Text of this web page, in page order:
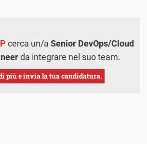
cerca un/a Senior DevOps/Cloud
da integrare nel suo team.
più e invia la tua candidatura.